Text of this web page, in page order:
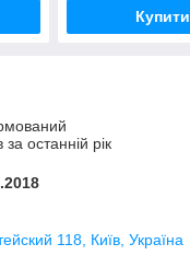
Купити
останній рік
118, Київ, Україна